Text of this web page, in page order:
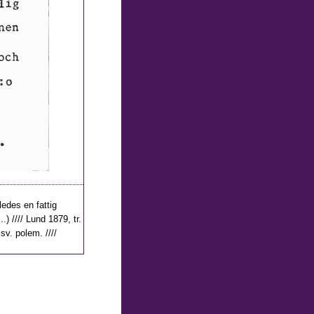
en fattig
//// Lund 1879, tr.
polem. ////